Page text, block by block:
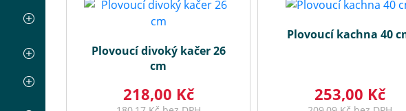
Plovoucí divoký kačer 26
cm
218,00 Kč
Plovoucí kachna 40
253,00 Kč